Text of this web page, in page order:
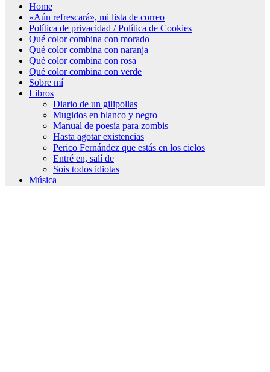
Home
«Aún refrescará», mi lista de correo
Política de privacidad / Política de Cookies
Qué color combina con morado
Qué color combina con naranja
Qué color combina con rosa
Qué color combina con verde
Sobre mí
Libros
Diario de un gilipollas
Mugidos en blanco y negro
Manual de poesía para zombis
Hasta agotar existencias
Perico Fernández que estás en los cielos
Entré en, salí de
Sois todos idiotas
Música